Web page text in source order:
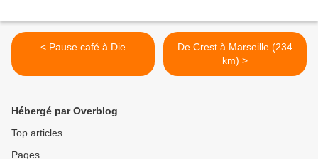
< Pause café à Die
De Crest à Marseille (234
km) >
Hébergé par Overblog
Top articles
Pages